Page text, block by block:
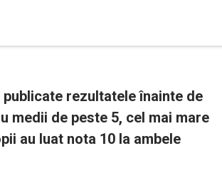
rezultatele înainte de
medii de peste 5, cel mai mare
au luat nota 10 la ambele